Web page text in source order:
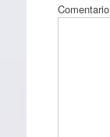
Comentario